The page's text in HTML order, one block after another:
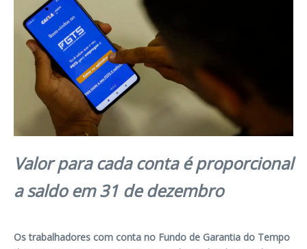
Valor para cada conta é proporcional
a saldo em 31 de dezembro
Os trabalhadores com conta no Fundo de Garantia do Tempo